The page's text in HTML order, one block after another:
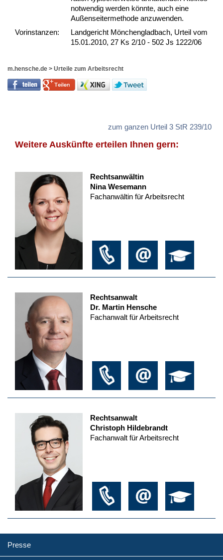
not­wen­dig wer­den könn­te, auch ei­ne
Außen­sei­ter­me­tho­de an­zu­wen­den.
Vor­ins­tan­zen:
Landgericht Mönchengladbach, Urteil vom
15.01.2010, 27 Ks 2/10 - 502 Js 1222/06
m.hensche.de > Urteile zum Arbeitsrecht
zum ganzen Urteil 3 StR 239/10
Weitere Auskünfte erteilen Ihnen gern:
Rechtsanwältin
Nina Wesemann
Fachanwältin für Arbeitsrecht
Rechtsanwalt
Dr. Martin Hensche
Fachanwalt für Arbeitsrecht
Rechtsanwalt
Christoph Hildebrandt
Fachanwalt für Arbeitsrecht
Presse